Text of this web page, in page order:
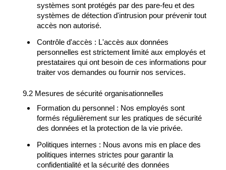
systèmes sont protégés par des pare-feu et des
systèmes de détection d'intrusion pour prévenir tout
accès non autorisé.
Contrôle d'accès : L'accès aux données
personnelles est strictement limité aux employés et
prestataires qui ont besoin de ces informations pour
traiter vos demandes ou fournir nos services.
9.2 Mesures de sécurité organisationnelles
Formation du personnel : Nos employés sont
formés régulièrement sur les pratiques de sécurité
des données et la protection de la vie privée.
Politiques internes : Nous avons mis en place des
politiques internes strictes pour garantir la
confidentialité et la sécurité des données